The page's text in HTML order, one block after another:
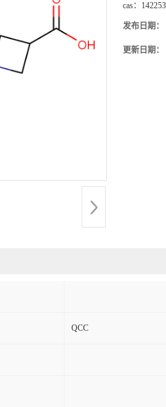
cas：
发布日期：
更新日期：
QCC